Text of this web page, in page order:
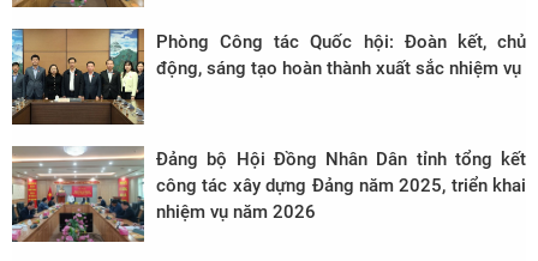
đoạn mới
Phòng Công tác Quốc hội: Đoàn kết, chủ
động, sáng tạo hoàn thành xuất sắc nhiệm vụ
Đảng bộ Hội Đồng Nhân Dân tỉnh tổng kết
công tác xây dựng Đảng năm 2025, triển khai
nhiệm vụ năm 2026